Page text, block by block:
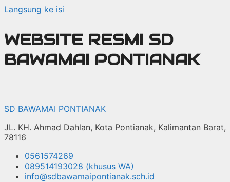
Langsung ke isi
WEBSITE RESMI SD
BAWAMAI PONTIANAK
SD BAWAMAI PONTIANAK
JL. KH. Ahmad Dahlan, Kota Pontianak, Kalimantan Barat,
78116
0561574269
089514193028 (khusus WA)
info@sdbawamaipontianak.sch.id